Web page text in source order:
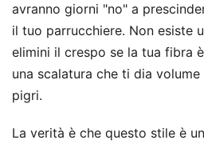
avranno giorni "no" a
il tuo parrucchiere. Non esiste
elimini il crespo se la tua fibra
una scalatura che ti dia
pigri.
La verità è che questo stile è